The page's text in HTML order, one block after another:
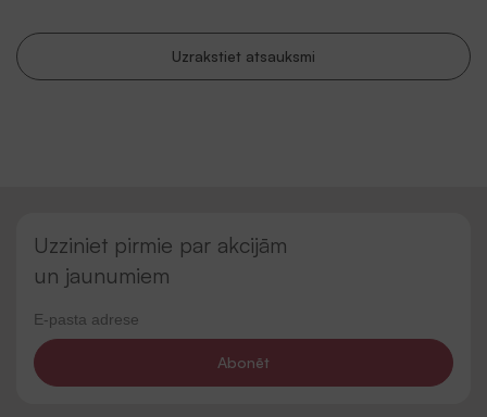
Uzrakstiet atsauksmi
Uzziniet pirmie par akcijām
un jaunumiem
Abonēt